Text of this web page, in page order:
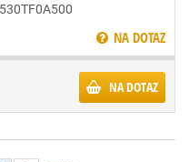
NA DOTAZ
NA DOTAZ